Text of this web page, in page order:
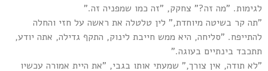
לגימות. "מה זה?" צחקק, "זה כמו שמפניה זה."
"תה קר בשיטה מיוחדת," לין טלטלה את ראשה על חזי והחלה
להתייפח. "סליחה, היא ממש חייבת לינוק, התקף גדילה, אתה יודע,
תתכבד בינתיים בעוגה."
"לא תודה, אין צורך," שמעתי אותו בגבי, "את היית אמורה עכשיו